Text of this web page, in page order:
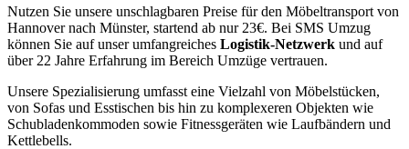
Nutzen Sie unsere unschlagbaren Preise für den Möbeltransport von
Hannover nach Münster, startend ab nur 23€. Bei SMS Umzug
können Sie auf unser umfangreiches Logistik-Netzwerk und auf
über 22 Jahre Erfahrung im Bereich Umzüge vertrauen.
Unsere Spezialisierung umfasst eine Vielzahl von Möbelstücken,
von Sofas und Esstischen bis hin zu komplexeren Objekten wie
Schubladenkommoden sowie Fitnessgeräten wie Laufbändern und
Kettlebells.